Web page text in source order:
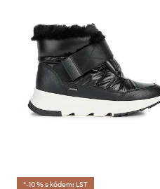
*-10 % s kódem: LST